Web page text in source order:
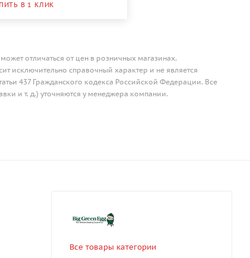
В 1 КЛИК
отличаться от цен в розничных магазинах.
исключительно справочный характер и не является
437 Гражданского кодекса Российской Федерации. Все
и т. д.) уточняются у менеджера компании.
Все товары категории